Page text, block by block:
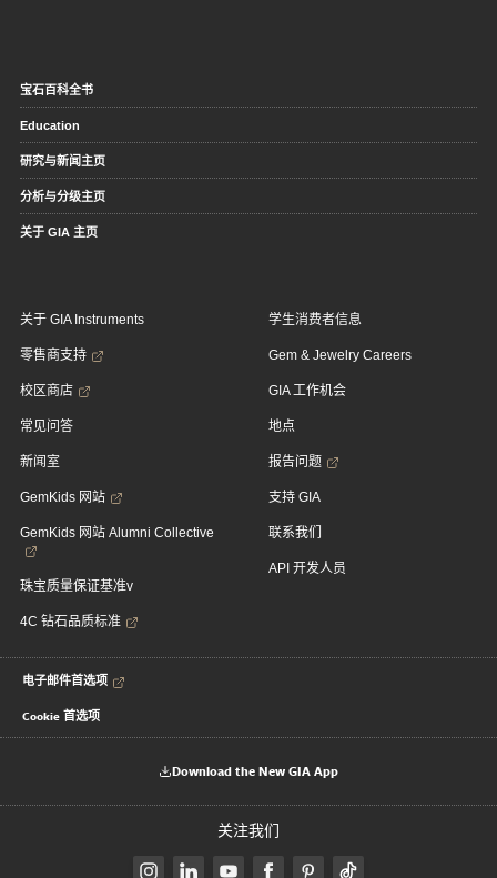
宝石百科全书
Education
研究与新闻主页
分析与分级主页
关于 GIA 主页
关于 GIA Instruments
零售商支持
校区商店
常见问答
新闻室
GemKids 网站
GemKids 网站 Alumni Collective
珠宝质量保证基准v
4C 钻石品质标准
学生消费者信息
Gem & Jewelry Careers
GIA 工作机会
地点
报告问题
支持 GIA
联系我们
API 开发人员
电子邮件首选项
Cookie 首选项
Download the New GIA App
关注我们